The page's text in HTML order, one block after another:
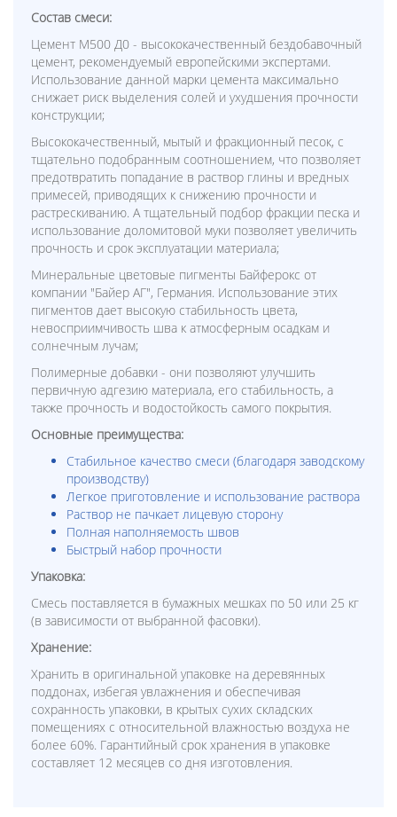
Состав смеси:
Цемент М500 Д0 - высококачественный бездобавочный
цемент, рекомендуемый европейскими экспертами.
Использование данной марки цемента максимально
снижает риск выделения солей и ухудшения прочности
конструкции;
Высококачественный, мытый и фракционный песок, с
тщательно подобранным соотношением, что позволяет
предотвратить попадание в раствор глины и вредных
примесей, приводящих к снижению прочности и
растрескиванию. А тщательный подбор фракции песка и
использование доломитовой муки позволяет увеличить
прочность и срок эксплуатации материала;
Минеральные цветовые пигменты Байферокс от
компании "Байер АГ", Германия. Использование этих
пигментов дает высокую стабильность цвета,
невосприимчивость шва к атмосферным осадкам и
солнечным лучам;
Полимерные добавки - они позволяют улучшить
первичную адгезию материала, его стабильность, а
также прочность и водостойкость самого покрытия.
Основные преимущества:
Стабильное качество смеси (благодаря заводскому
производству)
Легкое приготовление и использование раствора
Раствор не пачкает лицевую сторону
Полная наполняемость швов
Быстрый набор прочности
Упаковка:
Смесь поставляется в бумажных мешках по 50 или 25 кг
(в зависимости от выбранной фасовки).
Хранение:
Хранить в оригинальной упаковке на деревянных
поддонах, избегая увлажнения и обеспечивая
сохранность упаковки, в крытых сухих складских
помещениях с относительной влажностью воздуха не
более 60%. Гарантийный срок хранения в упаковке
составляет 12 месяцев со дня изготовления.